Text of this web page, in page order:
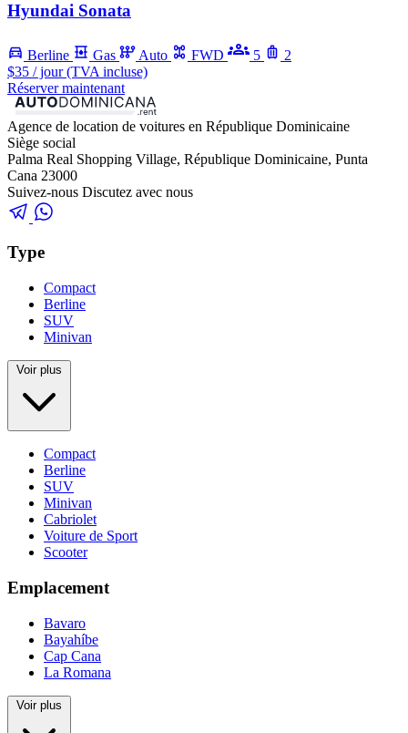
Hyundai Sonata
Berline Gas Auto FWD 5
2
$35 / jour (TVA incluse)
Réserver maintenant
Agence de location de voitures en République Dominicaine
Siège social
Palma Real Shopping Village, République Dominicaine, Punta
Cana 23000
Suivez-nous Discutez avec nous
Type
Compact
Berline
SUV
Minivan
Voir plus
Compact
Berline
SUV
Minivan
Cabriolet
Voiture de Sport
Scooter
Emplacement
Bavaro
Bayahíbe
Cap Cana
La Romana
Voir plus